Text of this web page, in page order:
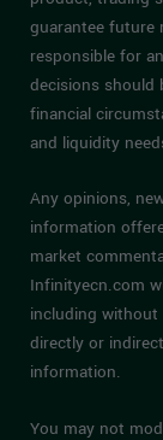
guarantee future
responsible for
decisions should
financial
and liquidity
Any opinions,
information
market
Infinityecn.com
including
directly or
information.
You may not